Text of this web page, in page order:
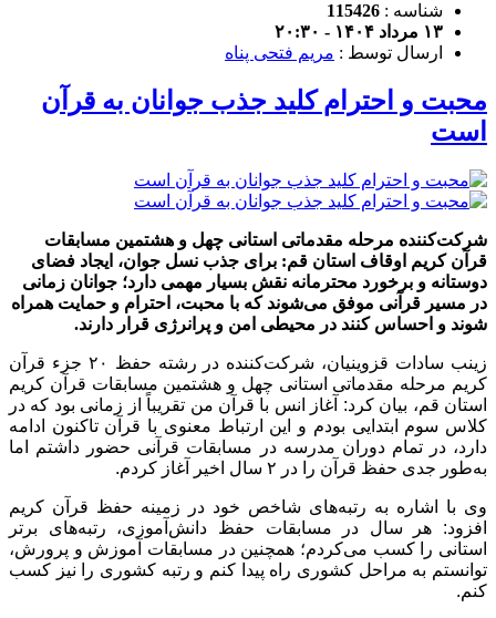
شناسه : 115426
۱۳ مرداد ۱۴۰۴ - ۲۰:۳۰
ارسال توسط : مریم فتحی پناه
محبت و احترام کلید جذب جوانان به قرآن
است
شرکت‌کننده مرحله مقدماتی استانی چهل و هشتمین مسابقات
قرآن کریم اوقاف استان قم: برای جذب نسل جوان، ایجاد فضای
دوستانه و برخورد محترمانه نقش بسیار مهمی دارد؛ جوانان زمانی
در مسیر قرآنی موفق می‌شوند که با محبت، احترام و حمایت همراه
شوند و احساس کنند در محیطی امن و پرانرژی قرار دارند.
زینب سادات قزوینیان، شرکت‌کننده در رشته حفظ ۲۰ جزء قرآن
کریم مرحله مقدماتی استانی چهل و هشتمین مسابقات قرآن کریم
استان قم، بیان کرد: آغاز انس با قرآن من تقریباً از زمانی بود که در
کلاس سوم ابتدایی بودم و این ارتباط معنوی با قرآن تاکنون ادامه
دارد، در تمام دوران مدرسه در مسابقات قرآنی حضور داشتم اما
به‌طور جدی حفظ قرآن را در ۲ سال اخیر آغاز کردم.
وی با اشاره به رتبه‌های شاخص خود در زمینه حفظ قرآن کریم
افزود: هر سال در مسابقات حفظ دانش‌آموزی، رتبه‌های برتر
استانی را کسب می‌کردم؛ همچنین در مسابقات آموزش و پرورش،
توانستم به مراحل کشوری راه پیدا کنم و رتبه کشوری را نیز کسب
کنم.